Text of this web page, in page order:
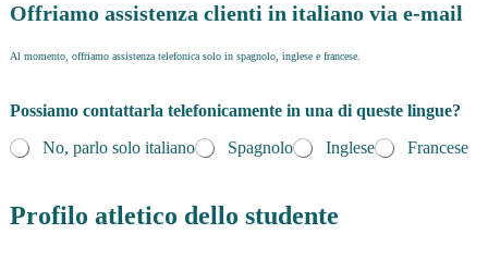
Offriamo assistenza clienti in italiano via e-mail
Al momento, offriamo assistenza telefonica solo in spagnolo, inglese e francese.
Possiamo contattarla telefonicamente in una di queste lingue?
No, parlo solo italiano
Spagnolo Inglese Francese
Profilo atletico dello studente